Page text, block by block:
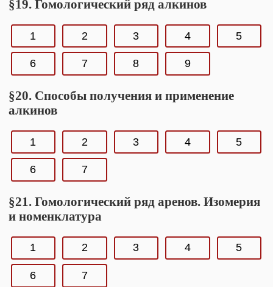
§19. Гомологический ряд алкинов
1 2 3 4 5
6 7 8 9
§20. Способы получения и применение
алкинов
1 2 3 4 5
6 7
§21. Гомологический ряд аренов. Изомерия
и номенклатура
1 2 3 4 5
6 7